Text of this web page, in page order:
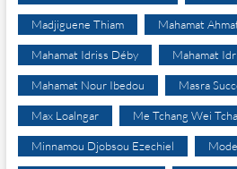
Madjiguene Thiam Mahamat
Mahamat Idriss Déby Mahamat
Mahamat Nour Ibedou Masra
Max Loalngar Me Tchang Wei
Minnamou Djobsou Ezechiel